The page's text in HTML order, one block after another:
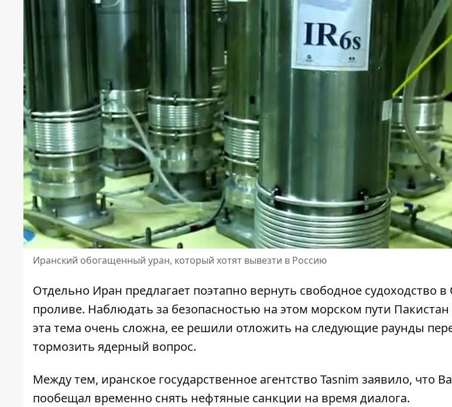
Иранский обогащенный уран, который хотят вывезти в Россию
Отдельно Иран предлагает поэтапно вернуть свободное судоходство
проливе. Наблюдать за безопасностью на этом морском пути
эта тема очень сложна, ее решили отложить на следующие раунды
тормозить ядерный вопрос.
Между тем, иранское государственное агентство Tasnim заявило, что
пообещал временно снять нефтяные санкции на время диалога.